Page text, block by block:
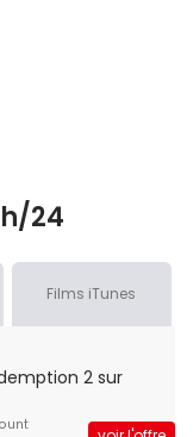
24
Films iTunes
2 sur